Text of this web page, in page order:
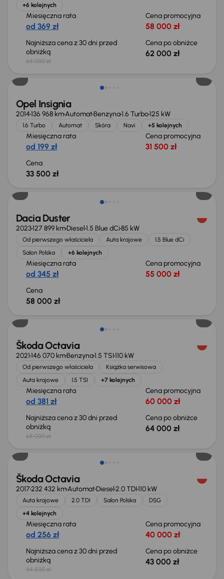
+6 kolejnych
Miesięczna rata
od 369 zł
Cena promocyjna
58 000 zł
Najniższa cena z 30 dni przed
obniżką
64 000 zł
Cena po obniżce
62 000 zł
Opel Insignia
2014136 968 kmAutomatBenzyna1.6 Turbo125 kW
1.6 Turbo Automat Skóra Navi +5 kolejnych
Miesięczna rata
od 199 zł
Cena promocyjna
31 500 zł
Cena
33 500 zł
Możliwość odliczenia VAT
Dacia Duster
2023127 899 kmDiesel1.5 Blue dCi85 kW
Od pierwszego właściciela Auta krajowe
1.5 Blue dCi
Salon Polska
+6 kolejnych
Miesięczna rata
od 345 zł
Cena promocyjna
55 000 zł
Cena
58 000 zł
Taniej o 1 000 zł
Škoda Octavia
2021146 070 kmBenzyna1.5 TSI110 kW
Od pierwszego właściciela
Książka serwisowa
Auta krajowe
1.5 TSI +7 kolejnych
Miesięczna rata
od 381 zł
Cena promocyjna
60 000 zł
Najniższa cena z 30 dni przed
obniżką
65 000 zł
Cena po obniżce
64 000 zł
Taniej o 1 500 zł
Škoda Octavia
2017232 432 kmAutomatDiesel2.0 TDI110 kW
Auta krajowe 2.0 TDI Salon Polska
DSG
+4 kolejnych
Miesięczna rata
od 256 zł
Cena promocyjna
40 000 zł
Najniższa cena z 30 dni przed
obniżką
44 500 zł
Cena po obniżce
43 000 zł
Taniej o 700 zł